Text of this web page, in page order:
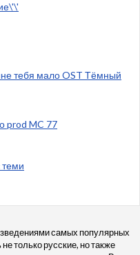
тебя мало OST Тёмный
prod MC 77
самых популярных
только русские, но также